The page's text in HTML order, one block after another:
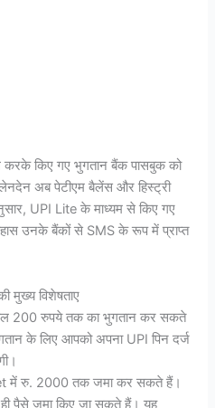
करके किए गए भुगतान बैंक पासबुक को
अब पेटीएम बैलेंस और हिस्ट्री
UPI Lite के माध्यम से किए गए
उनके बैंकों से SMS के रूप में प्राप्त
मुख्य विशेषताए
200 रुपये तक का भुगतान कर सकते
के लिए आपको अपना UPI पिन दर्ज
में रु. 2000 तक जमा कर सकते हैं।
पैसे जमा किए जा सकते हैं। यह